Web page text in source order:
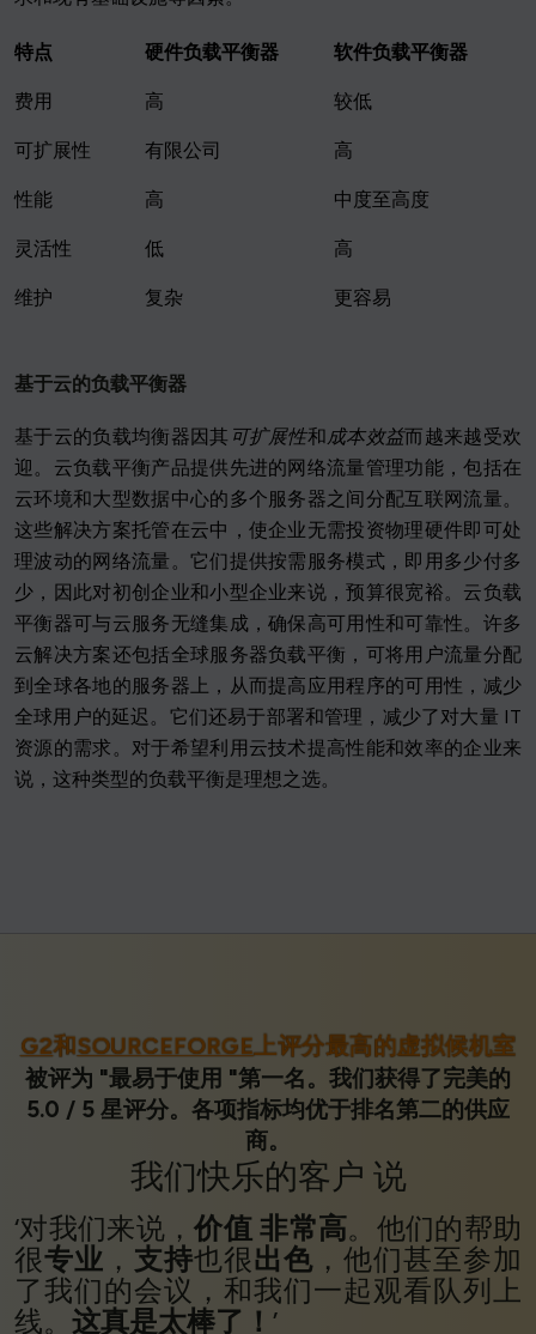
特点 硬件负载平衡器 软件负载平衡器
费用 高 较低
可扩展性 有限公司 高
性能 高 中度至高度
灵活性 低 高
维护 复杂 更容易
基于云的负载平衡器
基于云的负载均衡器因其 可扩展性和成本效益而越来越受欢
迎。云负载平衡产品提供先进的网络流量管理功能，包括在
云环境和大型数据中心的多个服务器之间分配互联网流量。
这些解决方案托管在云中，使企业无需投资物理硬件即可处
理波动的网络流量。它们提供按需服务模式，即用多少付多
少，因此对初创企业和小型企业来说，预算很宽裕。云负载
平衡器可与云服务无缝集成，确保高可用性和可靠性。许多
云解决方案还包括全球服务器负载平衡，可将用户流量分配
到全球各地的服务器上，从而提高应用程序的可用性，减少
全球用户的延迟。它们还易于部署和管理，减少了对大量 IT
资源的需求。对于希望利用云技术提高性能和效率的企业来
说，这种类型的负载平衡是理想之选。
G2和SOURCEFORGE上评分最高的虚拟候机室
被评为 "最易于使用 "第一名。我们获得了完美的
5.0 / 5 星评分。各项指标均优于排名第二的供应
商。
我们快乐的客户 说
‘对我们来说，价值 非常高。他们的帮助
很专业 ， 支持也很出色 ，他们甚至参加
了我们的会议，和我们一起观看队列上
线。 这真是太棒了！ ’